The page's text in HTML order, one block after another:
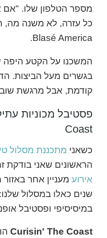
מספר הטלפון שלו. "אם
Blasé America.
בגשרים מעל הביצות.
קודמת, אבל מרגשת
Coast
כשאני מתכננת מסלול
הראשונים שאני בודקת
אירוע מעניין אחר
שנים כאלו במסלול
במיסיסיפי ופסטיבל
Curisin' The Coast